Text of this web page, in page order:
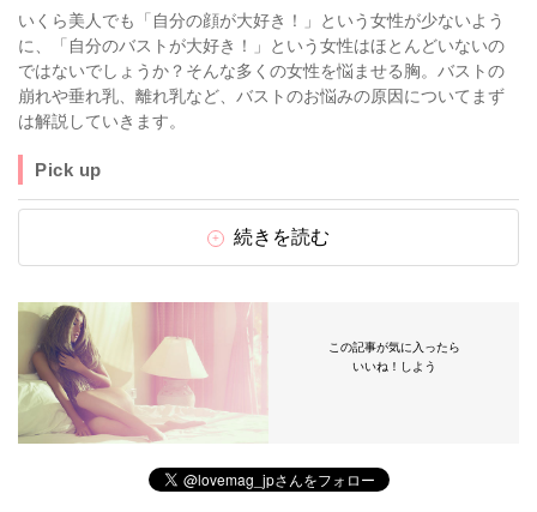
いくら美人でも「自分の顔が大好き！」という女性が少ないよう
に、「自分のバストが大好き！」という女性はほとんどいないの
ではないでしょうか？そんな多くの女性を悩ませる胸。バストの
崩れや垂れ乳、離れ乳など、バストのお悩みの原因についてまず
は解説していきます。
Pick up
続きを読む
この記事が気に入ったら
いいね！しよう